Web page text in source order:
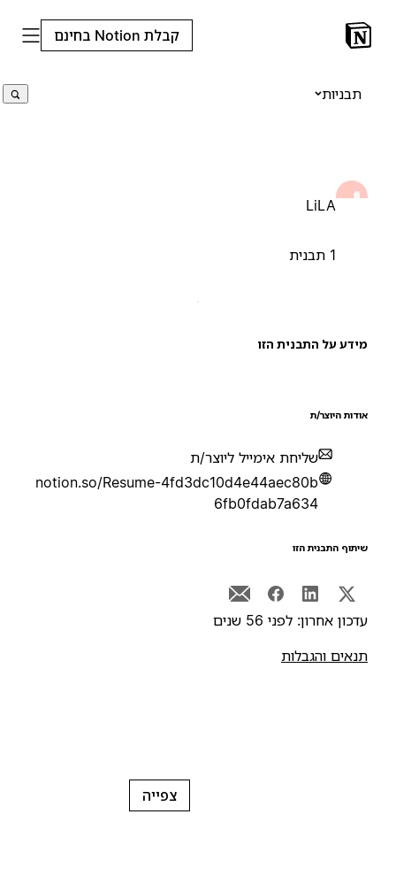
קבלת Notion בחינם
תבניות
על התבנית הזו
היוצר/ת
שליחת אימייל ליוצר/ת
notion.so/Resume-4fd3dc10d4e44aec80b
6fb0fdab7a634
התבנית הזו
אחרון: לפני 56 שנים
והגבלות
צפייה